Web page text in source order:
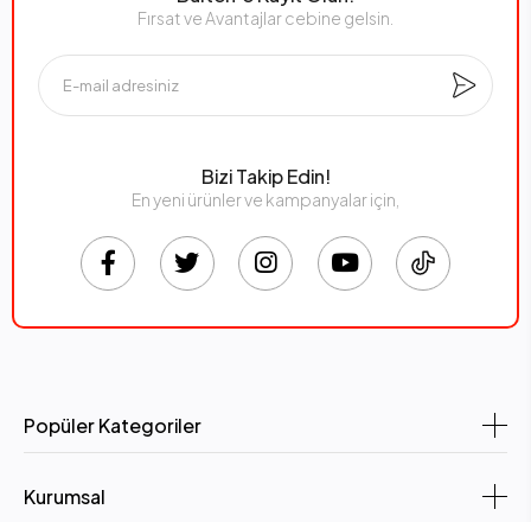
Fırsat ve Avantajlar cebine gelsin.
Bizi Takip Edin!
En yeni ürünler ve kampanyalar için,
Popüler Kategoriler
Kurumsal